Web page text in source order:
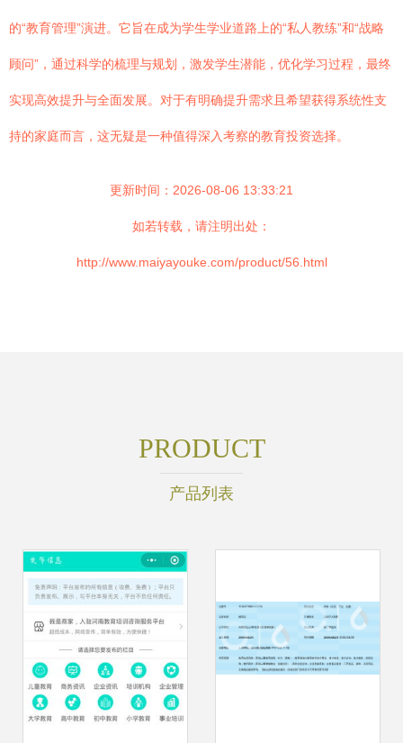
的“教育管理”演进。它旨在成为学生学业道路上的“私人教练”和“战略
顾问”，通过科学的梳理与规划，激发学生潜能，优化学习过程，最终
实现高效提升与全面发展。对于有明确提升需求且希望获得系统性支
持的家庭而言，这无疑是一种值得深入考察的教育投资选择。
更新时间：2026-08-06 13:33:21
如若转载，请注明出处：
http://www.maiyayouke.com/product/56.html
PRODUCT
产品列表